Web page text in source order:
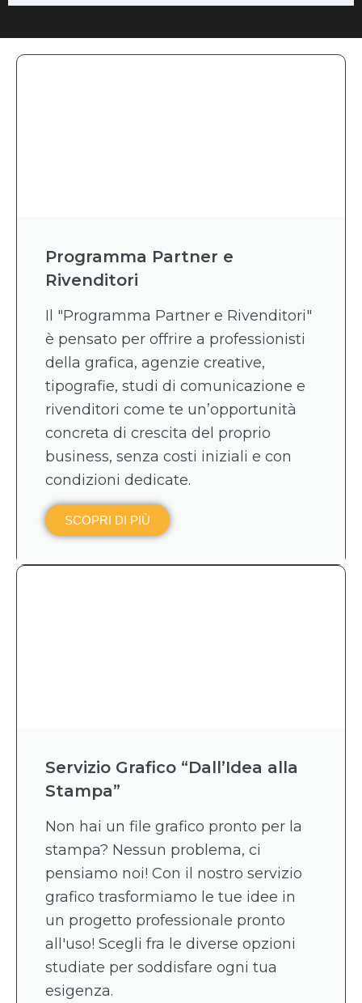
Programma Partner e
Rivenditori
Il "Programma Partner e Rivenditori"
è pensato per offrire a professionisti
della grafica, agenzie creative,
tipografie, studi di comunicazione e
rivenditori come te un’opportunità
concreta di crescita del proprio
business, senza costi iniziali e con
condizioni dedicate.
SCOPRI DI PIÙ
Servizio Grafico “Dall’Idea alla
Stampa”
Non hai un file grafico pronto per la
stampa? Nessun problema, ci
pensiamo noi! Con il nostro servizio
grafico trasformiamo le tue idee in
un progetto professionale pronto
all'uso! Scegli fra le diverse opzioni
studiate per soddisfare ogni tua
esigenza.